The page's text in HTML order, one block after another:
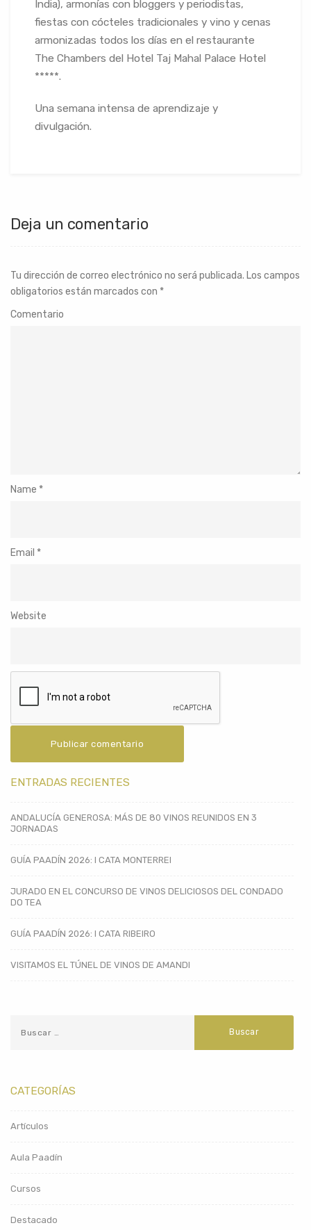
India), armonías con bloggers y periodistas,
fiestas con cócteles tradicionales y vino y cenas
armonizadas todos los días en el restaurante
The Chambers del Hotel Taj Mahal Palace Hotel
*****.
Una semana intensa de aprendizaje y
divulgación.
Deja un comentario
Tu dirección de correo electrónico no será publicada. Los campos
obligatorios están marcados con *
Comentario
Name *
Email *
Website
ENTRADAS RECIENTES
ANDALUCÍA GENEROSA: MÁS DE 80 VINOS REUNIDOS EN 3
JORNADAS
GUÍA PAADÍN 2026: I CATA MONTERREI
JURADO EN EL CONCURSO DE VINOS DELICIOSOS DEL CONDADO
DO TEA
GUÍA PAADÍN 2026: I CATA RIBEIRO
VISITAMOS EL TÚNEL DE VINOS DE AMANDI
CATEGORÍAS
Artículos
Aula Paadín
Cursos
Destacado